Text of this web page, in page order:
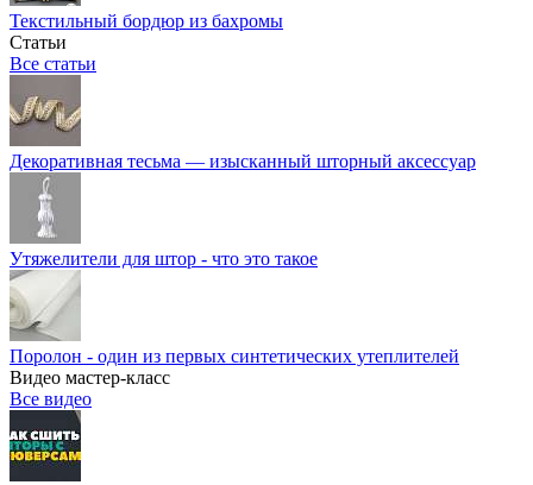
Текстильный бордюр из бахромы
Статьи
Все статьи
Декоративная тесьма — изысканный шторный аксессуар
Утяжелители для штор - что это такое
Поролон - один из первых синтетических утеплителей
Видео мастер-класс
Все видео